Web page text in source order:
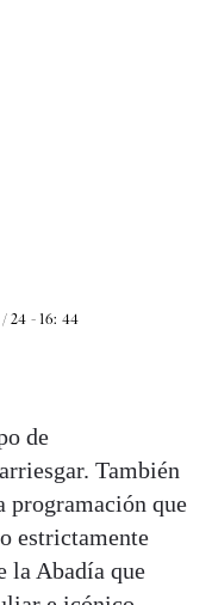
/ 24 - 16: 44
de
También
programación que
estrictamente
la Abadía que